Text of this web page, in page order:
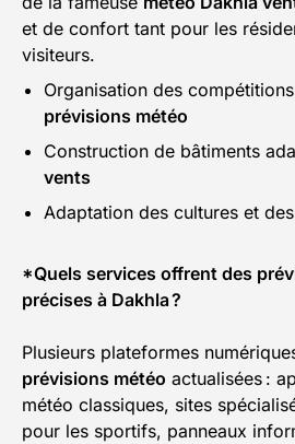
et de confort tant pour les
visiteurs.
Organisation des
prévisions météo
Construction de bâtiments
vents
Adaptation des cultures et
*Quels services offrent des
précises à Dakhla ?
Plusieurs plateformes
prévisions météo actualisées :
météo classiques, sites
pour les sportifs, panneaux